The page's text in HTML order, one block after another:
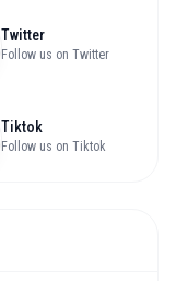
Twitter
Follow us on Twitter
Tiktok
Follow us on Tiktok